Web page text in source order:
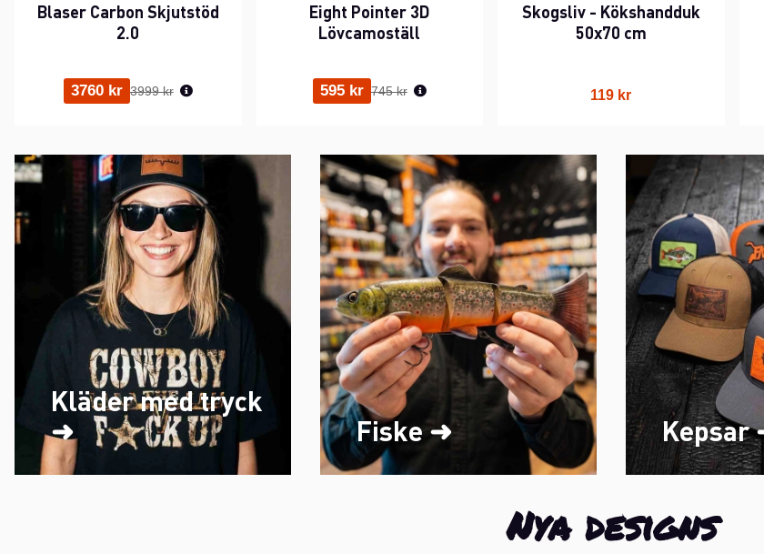
Blaser Carbon Skjutstöd
2.0
3760 kr Ordinarie pris:
3999 kr
Eight Pointer 3D
Lövcamoställ
595 kr Ordinarie pris:
745 kr
Skogsliv - Kökshandduk
50x70 cm
119 kr
Kläder med tryck
➜
Fiske ➜ Kepsar
Nya designs